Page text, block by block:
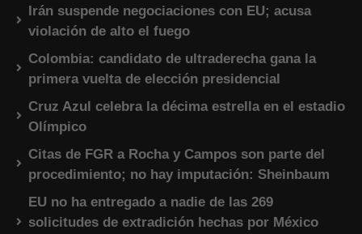
Irán suspende negociaciones con EU; acusa
violación de alto el fuego
Colombia: candidato de ultraderecha gana la
primera vuelta de elección presidencial
Cruz Azul celebra la décima estrella en el estadio
Olímpico
Citas de FGR a Rocha y Campos son parte del
procedimiento; no hay imputación: Sheinbaum
EU no ha entregado a nadie de las 269
solicitudes de extradición hechas por México